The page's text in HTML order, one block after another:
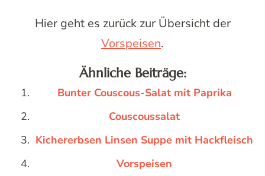
Hier geht es zurück zur Übersicht der
Vorspeisen.
Ähnliche Beiträge:
Bunter Couscous-Salat mit Paprika
Couscoussalat
Kichererbsen Linsen Suppe mit Hackfleisch
Vorspeisen